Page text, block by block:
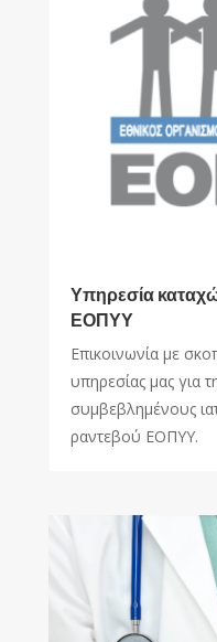
Υπηρεσία
ΕΟΠΥΥ
Επικοινωνία με
υπηρεσίας μας για
συμβεβλημένους
ραντεβού ΕΟΠΥΥ.